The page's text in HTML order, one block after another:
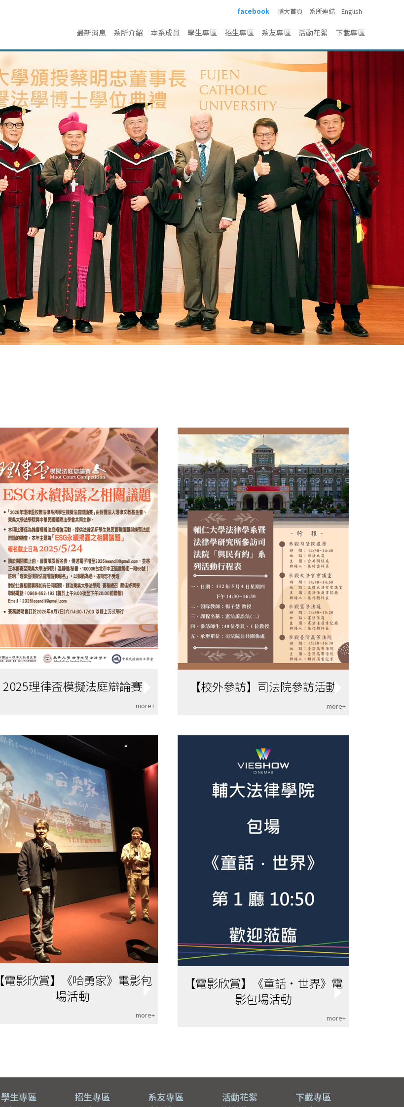
facebook 輔大首頁 系所連結 English
最新消息 系所介紹 本系成員 學生專區 招生專區 系友專區 活動花絮 下載專區
2025理律盃模擬法庭辯論賽
more+
【校外參訪】司法院參訪活動
more+
【電影欣賞】《哈勇家》電影包
場活動
more+
【電影欣賞】《童話•世界》電
影包場活動
more+
學生專區 招生專區 系友專區 活動花絮 下載專區